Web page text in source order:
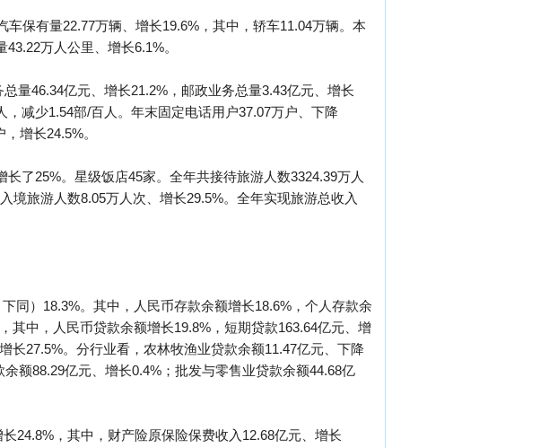
保有量22.77万辆、增长19.6%，其中，轿车11.04万辆。本
万人公里、增长6.1%。
量46.34亿元、增长21.2%，邮政业务总量3.43亿元、增长
减少1.54部/百人。年末固定电话用户37.07万户、下降
增长24.5%。
了25%。星级饭店45家。全年共接待旅游人数3324.39万人
境旅游人数8.05万人次、增长29.5%。全年实现旅游总收入
同）18.3%。其中，人民币存款余额增长18.6%，个人存款余
其中，人民币贷款余额增长19.8%，短期贷款163.64亿元、增
长27.5%。分行业看，农林牧渔业贷款余额11.47亿元、下降
额88.29亿元、增长0.4%；批发与零售业贷款余额44.68亿
24.8%，其中，财产险原保险保费收入12.68亿元、增长